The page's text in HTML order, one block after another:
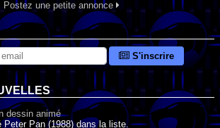
Postez une petite annonce
S'inscrire
dessin animé
Peter Pan (1988) dans la liste.